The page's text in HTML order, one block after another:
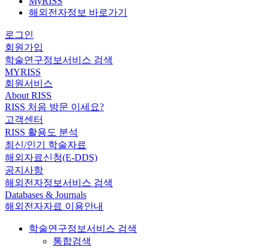
해외전자정보 바로가기
로그인
회원가입
학술연구정보서비스 검색
MYRISS
회원서비스
About RISS
RISS 처음 방문 이세요?
고객센터
RISS 활용도 분석
최신/인기 학술자료
해외자료신청(E-DDS)
공지사항
해외전자정보서비스 검색
Databases & Journals
해외전자자료 이용안내
학술연구정보서비스 검색
통합검색